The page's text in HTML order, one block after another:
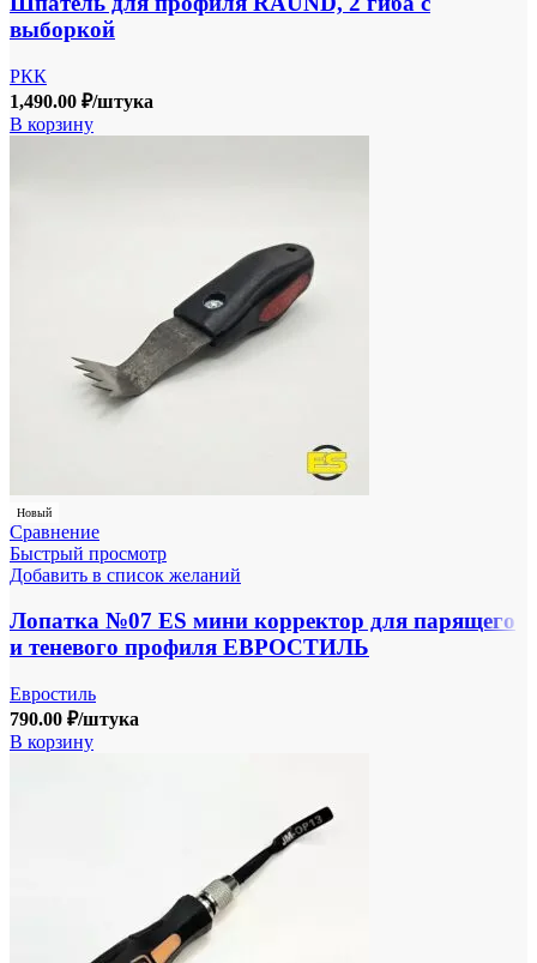
выборкой
РКК
1,490.00 ₽/штука
В корзину
Новый
Сравнение
Быстрый просмотр
Добавить в список желаний
Лопатка №07 ES мини корректор для парящего
и теневого профиля ЕВРОСТИЛЬ
Евростиль
790.00 ₽/штука
В корзину